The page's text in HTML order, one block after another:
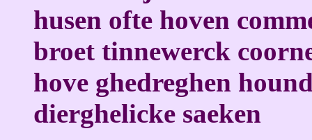
husen ofte hoven
broet tinnewerck
hove ghedreghen
dierghelicke saeken